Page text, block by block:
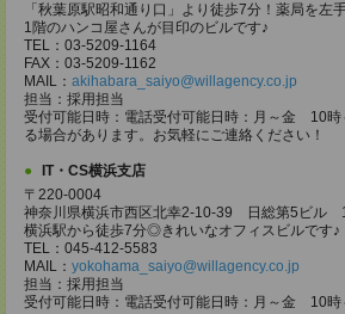
「秋葉原駅昭和通り口」より徒歩7分！薬局を左
1階のハンコ屋さんが目印のビルです♪
TEL：03-5209-1164
FAX：03-5209-1162
MAIL： akihabara_saiyo@willagency.co.jp
担当：採用担当
受付可能日時：電話受付可能日時：月～金 10
る場合があります。お気軽にご連絡ください！
IT・CS横浜支店
〒220-0004
神奈川県横浜市西区北幸2-10-39 日総第5ビル
横浜駅から徒歩7分◎きれいなオフィスビルです♪
TEL：045-412-5583
MAIL： yokohama_saiyo@willagency.co.jp
担当：採用担当
受付可能日時：電話受付可能日時：月～金 10時